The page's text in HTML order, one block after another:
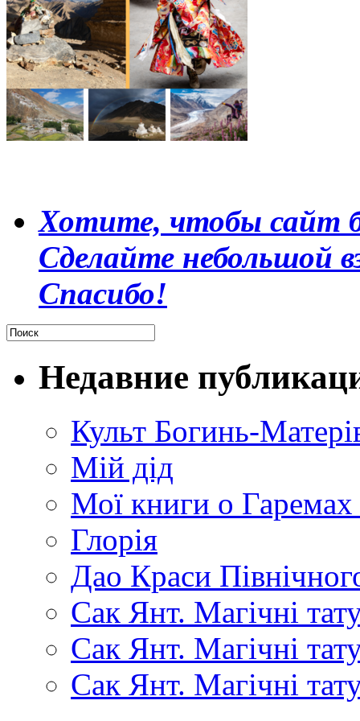
Хотите, чтобы сайт
Сделайте небольшой
Спасибо!
Недавние
Культ Богинь-
Мій дід
Мої книги о
Глорія
Дао Краси
Сак Янт. Магічні
Сак Янт. Магічні
Сак Янт. Магічні